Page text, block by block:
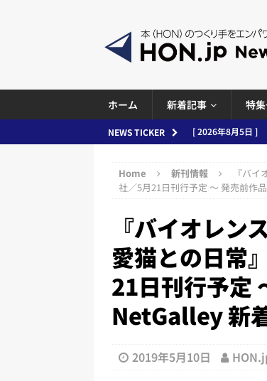
ホーム 新着記事 特
NEWS TICKER [ 2026年8月4日 ]
[ 2026年8月3日 ]
とめ＆コラム
[ 2026年8月2日 ]
日刊出版ニュー
[ 2026年8月1日 ]
日刊出版ニュースま
Home 新刊情報
『バ
社／5月21日刊行予定 ～ 発売前作
『バイオレ
愛猫との日常
21日刊行予定
NetGalley 新
2019年5月10日